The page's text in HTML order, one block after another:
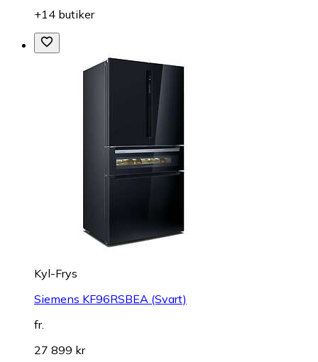
+14 butiker
Kyl-Frys
Siemens KF96RSBEA (Svart)
fr.
27 899 kr